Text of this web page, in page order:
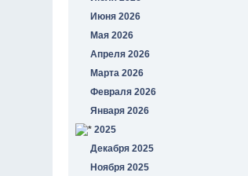
Июня 2026
Мая 2026
Апреля 2026
Марта 2026
Февраля 2026
Января 2026
2025
Декабря 2025
Ноября 2025